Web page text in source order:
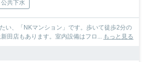
公共下水
い、「NKマンション」です。歩いて徒歩2分の
田店もあります。室内設備はフロ... もっと見る